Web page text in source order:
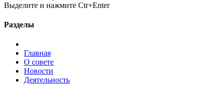
Выделите и нажмите Ctr+Enter
Разделы
Главная
О совете
Новости
Деятельность